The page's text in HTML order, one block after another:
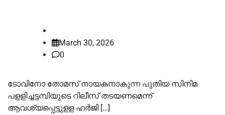
March 30, 2026
0
ടോവിനോ തോമസ് നായകനാകുന്ന പുതിയ സിനിമ
പളളിച്ചട്ടമ്പിയുടെ റിലീസ് തടയണമെന്ന്
ആവശ്യപ്പെട്ടുളള ഹര്‍ജി […]